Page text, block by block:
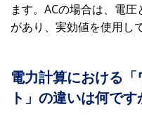
ます。ACの場合は、電
があり、実効値を使用し
電力計算における
ト」の違いは何です